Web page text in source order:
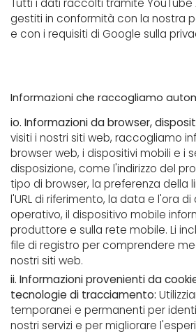
Tutti i dati raccolti tramite YouTube
gestiti in conformità con la nostra
e con i requisiti di Google sulla
Informazioni che raccogliamo
io. Informazioni da browser,
visiti i nostri siti web, raccogliamo
browser web, i dispositivi mobili e i
disposizione, come l'indirizzo del
tipo di browser, la preferenza della
l'URL di riferimento, la data e l'ora
operativo, il dispositivo mobile
produttore e sulla rete mobile. Li
file di registro per comprendere
nostri siti web.
ii. Informazioni provenienti da
tecnologie di tracciamento:
temporanei e permanenti per
nostri servizi e per migliorare